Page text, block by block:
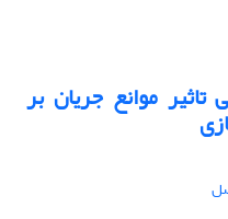
موانع جریان بر